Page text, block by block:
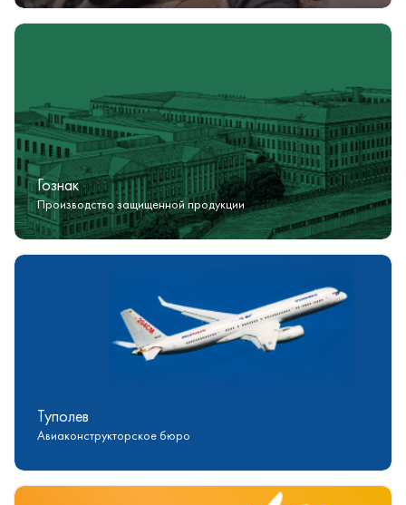
Гознак
Производство защищенной продукции
Туполев
Авиаконструкторское бюро